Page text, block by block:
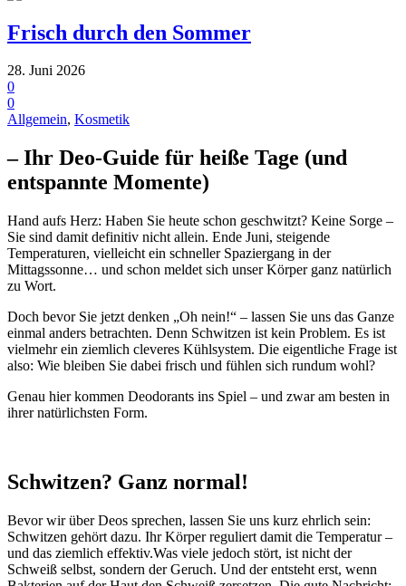
Frisch durch den Sommer
28. Juni 2026
0
0
Allgemein, Kosmetik
– Ihr Deo-Guide für heiße Tage (und
entspannte Momente)
Hand aufs Herz: Haben Sie heute schon geschwitzt? Keine Sorge –
Sie sind damit definitiv nicht allein. Ende Juni, steigende
Temperaturen, vielleicht ein schneller Spaziergang in der
Mittagssonne… und schon meldet sich unser Körper ganz natürlich
zu Wort.
Doch bevor Sie jetzt denken „Oh nein!“ – lassen Sie uns das Ganze
einmal anders betrachten. Denn Schwitzen ist kein Problem. Es ist
vielmehr ein ziemlich cleveres Kühlsystem. Die eigentliche Frage ist
also: Wie bleiben Sie dabei frisch und fühlen sich rundum wohl?
Genau hier kommen Deodorants ins Spiel – und zwar am besten in
ihrer natürlichsten Form.
Schwitzen? Ganz normal!
Bevor wir über Deos sprechen, lassen Sie uns kurz ehrlich sein:
Schwitzen gehört dazu. Ihr Körper reguliert damit die Temperatur –
und das ziemlich effektiv.Was viele jedoch stört, ist nicht der
Schweiß selbst, sondern der Geruch. Und der entsteht erst, wenn